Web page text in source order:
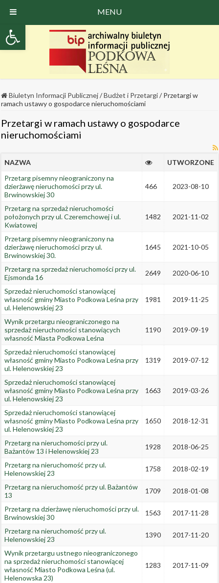
Open toolbar
Biuletyn Informacji Publicznej/Budżet i Przetargi/ Przetargi w
ramach ustawy o gospodarce nieruchomościami
Przetargi w ramach ustawy o gospodarce
nieruchomościami
NAZWA
UTWORZONE
Przetarg pisemny nieograniczony na
dzierżawę nieruchomości przy ul.
Brwinowskiej 30
466 2023-08-10
Przetarg na sprzedaż nieruchomości
położonych przy ul. Czeremchowej i ul.
Kwiatowej
1482 2021-11-02
Przetarg pisemny nieograniczony na
dzierżawę nieruchomości przy ul.
Brwinowskiej 30.
1645 2021-10-05
Przetarg na sprzedaż nieruchomości przy ul.
Ejsmonda 16
2649 2020-06-10
Sprzedaż nieruchomości stanowiącej
własność gminy Miasto Podkowa Leśna przy
ul. Helenowskiej 23
1981 2019-11-25
Wynik przetargu nieograniczonego na
sprzedaż nieruchomości stanowiących
własność Miasta Podkowa Leśna
1190 2019-09-19
Sprzedaż nieruchomości stanowiącej
własność gminy Miasto Podkowa Leśna przy
ul. Helenowskiej 23
1319 2019-07-12
Sprzedaż nieruchomości stanowiącej
własność gminy Miasto Podkowa Leśna przy
ul. Helenowskiej 23
1663 2019-03-26
Sprzedaż nieruchomości stanowiącej
własność gminy Miasto Podkowa Leśna przy
ul. Helenowskiej 23
1650 2018-12-31
Przetarg na nieruchomości przy ul.
Bażantów 13 i Helenowskiej 23
1928 2018-06-25
Przetarg na nieruchomość przy ul.
Helenowskiej 23
1758 2018-02-19
Przetarg na nieruchomość przy ul. Bażantów
13
1709 2018-01-08
Przetarg na dzierżawę nieruchomości przy ul.
Brwinowskiej 30
1563 2017-11-28
Przetarg na nieruchomość przy ul.
Helenowskiej 23
1390 2017-11-20
Wynik przetargu ustnego nieograniczonego
na sprzedaż nieruchomości stanowiącej
własność Miasto Podkowa Leśna (ul.
Helenowska 23)
1283 2017-11-09
MENU